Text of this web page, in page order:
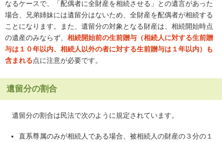
なるケースで、「配偶者に全財産を相続させる」との遺言があった
場合、兄弟姉妹には遺留分はないため、全財産を配偶者が相続する
ことになります。また、遺留分の対象となる財産は、相続開始時点
の遺産のみならず、 相続開始前の生前贈与（相続人に対する生前贈
与は１０年以内、相続人以外の者に対する生前贈与は１年以内）も
含まれる点に注意が必要です。
遺留分の割合
遺留分の割合は民法で次のように規定されています。
直系尊属のみが相続人である場合、被相続人の財産の３分の１